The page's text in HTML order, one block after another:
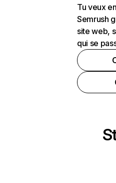
Tu veux
Semrush
site web,
qui se